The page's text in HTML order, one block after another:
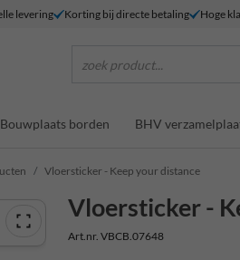
levering Korting bij directe betaling Hoge
zoek product...
Bouwplaats borden BHV
Vloersticker - Keep your distance
Vloersticker -
Art.nr. VBCB.07648